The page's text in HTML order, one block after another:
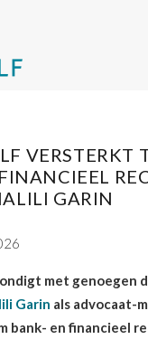
VERSTERKT
GARIN
met genoegen
Garin als advocaat-
bank- en financieel